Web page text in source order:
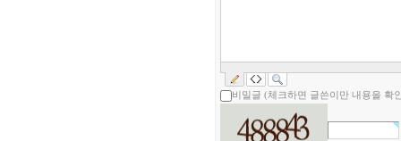
비밀글 (체크하면 글쓴이만 내용을 확